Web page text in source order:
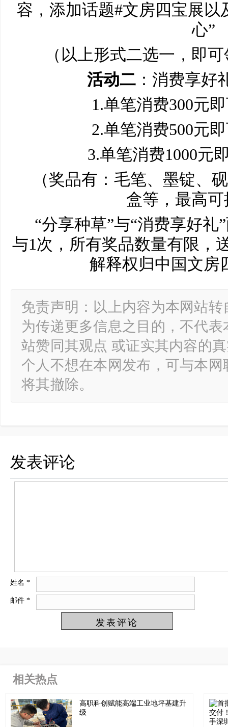
容，添加话题#文房四宝展以
心”
（以上形式二选一，即
活动二：消费享好
1.单笔消费300元
2.单笔消费500元
3.单笔消费1000元
（奖品有：毛笔、墨锭、
盒等，最高
“分享种草”与“消费享好
与1次，所有奖品数量有限，
解释权归中国文房
免责声明：以上内容为本网站
为传递更多信息之目的，不代
站赞同其观点 或证实其内容的
个人不想在本网发布，可与本
将其撤除。
发表评论
姓名 *
邮件 *
相关热点
高职科创赋能高端工业地坪基建升
级